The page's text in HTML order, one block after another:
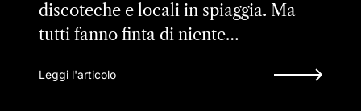
discoteche e locali in spiaggia. Ma
tutti fanno finta di niente…
Leggi l'articolo